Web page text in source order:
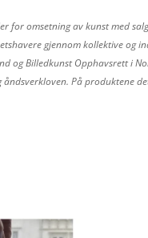
for omsetning av kunst med
gjennom kollektive og
og Billedkunst Opphavsrett i
åndsverkloven. På produktene